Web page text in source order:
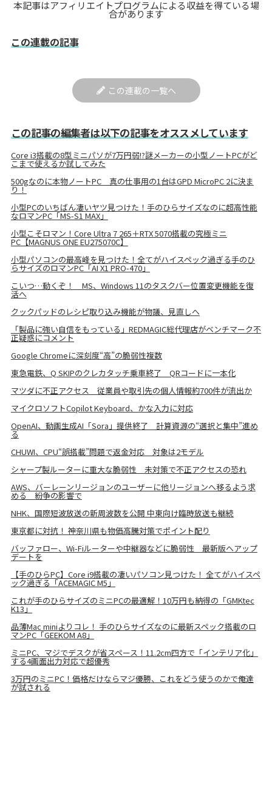
本記事はアフィリエイトプログラムによる収益を得ている場
合があります
この連載の記事
この連載の一覧へ
この記事の編集者は以下の記事をオススメしています
Core i3搭載の8型ミニパソが7万円弱!?謎メーカーの小型ノートPCがど
こまで使えるか試してみた
500gなのに本物ノートPC 真の仕事用の1台はGPD MicroPC 2に決ま
り！
小型PCのいちばん凄いヤツ見つけた！手のひらサイズなのに超高性能
なロマンPC「MS-S1 MAX」
小型こそロマン！Core Ultra 7 265＋RTX 5070搭載の究極ミニ
PC【MAGNUS ONE EU275070C】
小型パソコンの最高峰を見つけた！全てがハイスペック過ぎる手のひ
らサイズのロマンPC「AI X1 PRO-470」
こいつ…動くぞ！ MS、Windows 11のタスクバー位置変更機能を復
活へ
クックパッドのレシピ取り込み機能が物議、見直しへ
「製品に強い自信をもっている」REDMAGIC総代理店がベンチマーク不
正疑惑にコメント
Google Chromeに深刻度“高”の脆弱性複数
東急電鉄、Q SKIPのクレカタッチ乗車終了 QRコードに一本化
マツダに不正アクセス 従業員や取引先の個人情報約700件が流出か
マイクロソフトCopilot Keyboard、かな入力に対応
OpenAI、動画生成AI「Sora」提供終了 計算資源の“選択と集中”進め
る
CHUWI、CPU“誤搭載”問題で返金対応 対象は2モデル
シャープ製ルーターに重大な脆弱性 未対策で不正アクセスの恐れ
AWS、バーレーンリージョンのユーザーに他リージョンへ移るよう求
める 紛争の影響で
NHK、国際短波放送の新周波数を公開 中東向け臨時放送も継続
東京都に対抗！ 神奈川県も物価高騰対策でポイント配り
バッファロー、Wi-Fiルーターや中継器などに脆弱性 最新版へアップ
デートを
【手のひらPC】Core i9搭載の凄いパソコン見つけた！ 全てがハイスペ
ック過ぎる「ACEMAGIC M5」
これが手のひらサイズのミニPCの最適解！10万円も納得の「GMKtec
K13」
品薄Mac miniよりコレ！ 手のひらサイズなのに最新スペック搭載のロ
マンPC「GEEKOM A8」
ミニPC、マジでデスクが省スペース！11.2cm四方で「インテリア化」
する4画面出力対応で超優秀
3万円のミニPC！価格だけならマジ優勝、これをどう使うのかで俺達
が試される